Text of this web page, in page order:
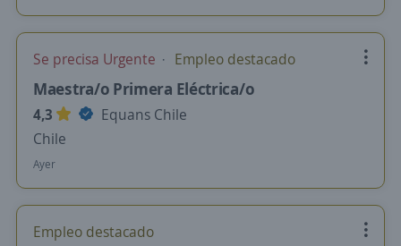
Se precisa Urgente Empleo destacado
Maestra/o Primera Eléctrica/o
4,3
Equans Chile
Chile
Ayer
Empleo destacado